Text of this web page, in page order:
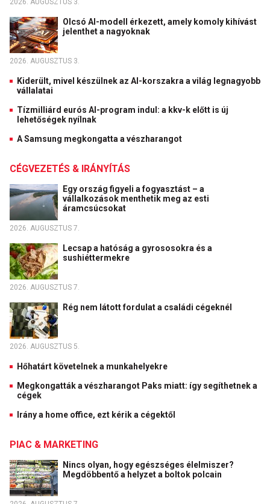
2026. AUGUSZTUS 3.
Olcsó AI-modell érkezett, amely komoly kihívást
jelenthet a nagyoknak
2026. AUGUSZTUS 3.
Kiderült, mivel készülnek az AI-korszakra a világ legnagyobb
vállalatai
Tízmilliárd eurós AI-program indul: a kkv-k előtt is új
lehetőségek nyílnak
A Samsung megkongatta a vészharangot
CÉGVEZETÉS & IRÁNYÍTÁS
Egy ország figyeli a fogyasztást – a
vállalkozások menthetik meg az esti
áramcsúcsokat
2026. AUGUSZTUS 7.
Lecsap a hatóság a gyrososokra és a
sushiéttermekre
2026. AUGUSZTUS 7.
Rég nem látott fordulat a családi cégeknél
2026. AUGUSZTUS 5.
Hőhatárt követelnek a munkahelyekre
Megkongatták a vészharangot Paks miatt: így segíthetnek a
cégek
Irány a home office, ezt kérik a cégektől
PIAC & MARKETING
Nincs olyan, hogy egészséges élelmiszer?
Megdöbbentő a helyzet a boltok polcain